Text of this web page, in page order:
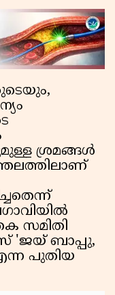
ശ്രമങ്ങള്‍
സമിതി
'ജയ് ബാപ്പു,
പുതിയ